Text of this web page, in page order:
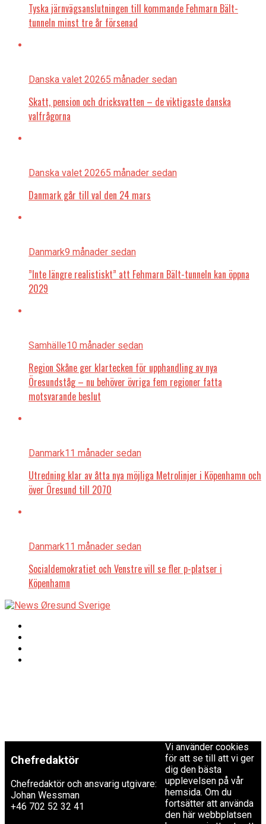
Tyska järnvägsanslutningen till kommande Fehmarn Bält-
tunneln minst tre år försenad
Danska valet 20265 månader sedan
Skatt, pension och dricksvatten – de viktigaste danska
valfrågorna
Danska valet 20265 månader sedan
Danmark går till val den 24 mars
Danmark9 månader sedan
”Inte längre realistiskt” att Fehmarn Bält-tunneln kan öppna
2029
Samhälle10 månader sedan
Region Skåne ger klartecken för upphandling av nya
Öresundståg – nu behöver övriga fem regioner fatta
motsvarande beslut
Danmark11 månader sedan
Utredning klar av åtta nya möjliga Metrolinjer i Köpenhamn och
över Öresund till 2070
Danmark11 månader sedan
Socialdemokratiet och Venstre vill se fler p-platser i
Köpenhamn
Chefredaktör
Chefredaktör och ansvarig utgivare:
Johan Wessman
+46 702 52 32 41
Vi använder cookies
för att se till att vi ger
dig den bästa
upplevelsen på vår
hemsida. Om du
fortsätter att använda
den här webbplatsen